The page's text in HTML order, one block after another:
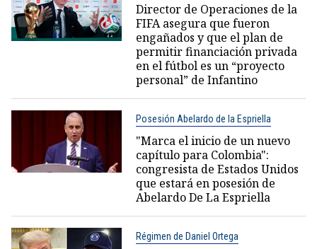
Director de Operaciones de la
FIFA asegura que fueron
engañados y que el plan de
permitir financiación privada
en el fútbol es un “proyecto
personal” de Infantino
Posesión Abelardo de la Espriella
"Marca el inicio de un nuevo
capítulo para Colombia":
congresista de Estados Unidos
que estará en posesión de
Abelardo De La Espriella
Régimen de Daniel Ortega